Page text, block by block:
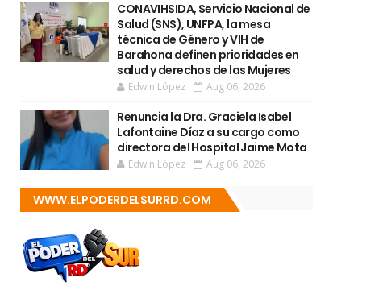
CONAVIHSIDA, Servicio Nacional de
Salud (SNS), UNFPA, la mesa
técnica de Género y VIH de
Barahona definen prioridades en
salud y derechos de las Mujeres
Edwin López Aug 06, 2026
Renuncia la Dra. Graciela Isabel
Lafontaine Díaz a su cargo como
directora del Hospital Jaime Mota
Edwin López Aug 06, 2026
WWW.ELPODERDELSURRD.COM